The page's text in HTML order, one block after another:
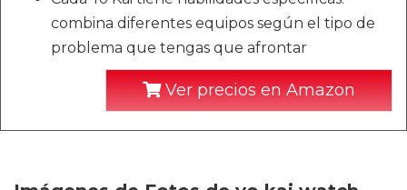
combina diferentes equipos según el tipo de
problema que tengas que afrontar
Ver precios en Amazon